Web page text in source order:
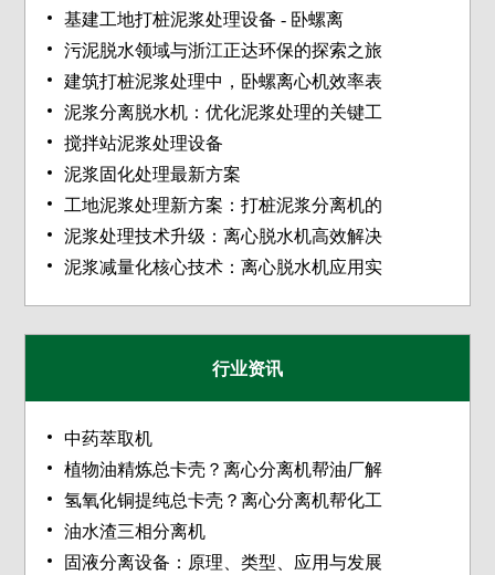
基建工地打桩泥浆处理设备 - 卧螺离
污泥脱水领域与浙江正达环保的探索之旅
建筑打桩泥浆处理中，卧螺离心机效率表
泥浆分离脱水机：优化泥浆处理的关键工
搅拌站泥浆处理设备
泥浆固化处理最新方案
工地泥浆处理新方案：打桩泥浆分离机的
泥浆处理技术升级：离心脱水机高效解决
泥浆减量化核心技术：离心脱水机应用实
行业资讯
中药萃取机
植物油精炼总卡壳？离心分离机帮油厂解
氢氧化铜提纯总卡壳？离心分离机帮化工
油水渣三相分离机
固液分离设备：原理、类型、应用与发展